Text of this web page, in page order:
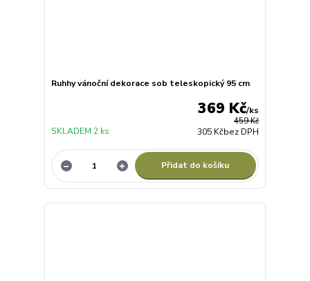
Ruhhy vánoční dekorace sob teleskopický 95 cm
459 Kč
369 Kč/ks
305 Kčbez DPH
SKLADEM 2 ks
Přidat do košíku